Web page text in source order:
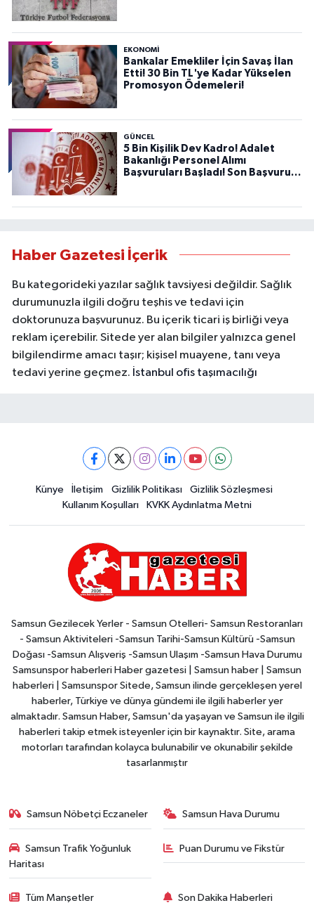
EKONOMİ
Bankalar Emekliler İçin Savaş İlan
Etti! 30 Bin TL'ye Kadar Yükselen
Promosyon Ödemeleri!
GÜNCEL
5 Bin Kişilik Dev Kadro! Adalet
Bakanlığı Personel Alımı
Başvuruları Başladı! Son Başvuru
Haber Gazetesi İçerik
Bu kategorideki yazılar sağlık tavsiyesi değildir. Sağlık
durumunuzla ilgili doğru teşhis ve tedavi için
doktorunuza başvurunuz. Bu içerik ticari iş birliği veya
reklam içerebilir. Sitede yer alan bilgiler yalnızca genel
bilgilendirme amacı taşır; kişisel muayene, tanı veya
tedavi yerine geçmez. İstanbul ofis taşımacılığı
Künye İletişim Gizlilik Politikası
Gizlilik Sözleşmesi
Kullanım Koşulları
KVKK Aydınlatma Metni
Samsun Gezilecek Yerler - Samsun Otelleri- Samsun Restoranları
- Samsun Aktiviteleri -Samsun Tarihi-Samsun Kültürü -Samsun
Doğası -Samsun Alışveriş -Samsun Ulaşım -Samsun Hava Durumu
Samsunspor haberleri Haber gazetesi | Samsun haber | Samsun
haberleri | Samsunspor Sitede, Samsun ilinde gerçekleşen yerel
haberler, Türkiye ve dünya gündemi ile ilgili haberler yer
almaktadır. Samsun Haber, Samsun'da yaşayan ve Samsun ile ilgili
haberleri takip etmek isteyenler için bir kaynaktır. Site, arama
motorları tarafından kolayca bulunabilir ve okunabilir şekilde
tasarlanmıştır
Samsun Nöbetçi Eczaneler Samsun Hava Durumu
Samsun Trafik Yoğunluk
Haritası
Puan Durumu ve Fikstür
Tüm Manşetler Son Dakika Haberleri